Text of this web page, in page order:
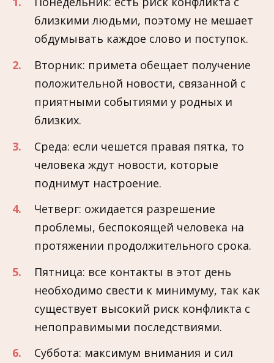
близкими людьми, поэтому не мешает
обдумывать каждое слово и поступок.
Вторник: примета обещает получение
положительной новости, связанной с
приятными событиями у родных и
близких.
Среда: если чешется правая пятка, то
человека ждут новости, которые
поднимут настроение.
Четверг: ожидается разрешение
проблемы, беспокоящей человека на
протяжении продолжительного срока.
Пятница: все контакты в этот день
необходимо свести к минимуму, так как
существует высокий риск конфликта с
непоправимыми последствиями.
Суббота: максимум внимания и сил